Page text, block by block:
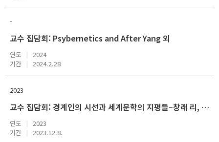
-
교수 집담회: Psybernetics and After Yang 외
연도
2024
기간
2024.2.28
2023
교수 집담회: 경계인의 시선과 세계문학의 지평들–창래 리, 민진 리, 수잔 최의 역사번역학
연도
2023
기간
2023.12.8.